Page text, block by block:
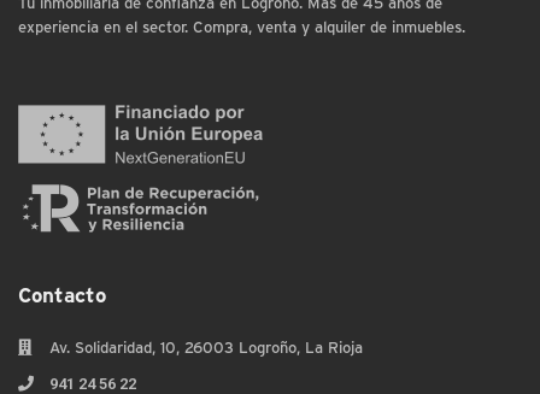
experiencia en el sector. Compra, venta y alquiler de inmuebles.
Contacto
Av. Solidaridad, 10, 26003 Logroño, La Rioja
941 24 56 22